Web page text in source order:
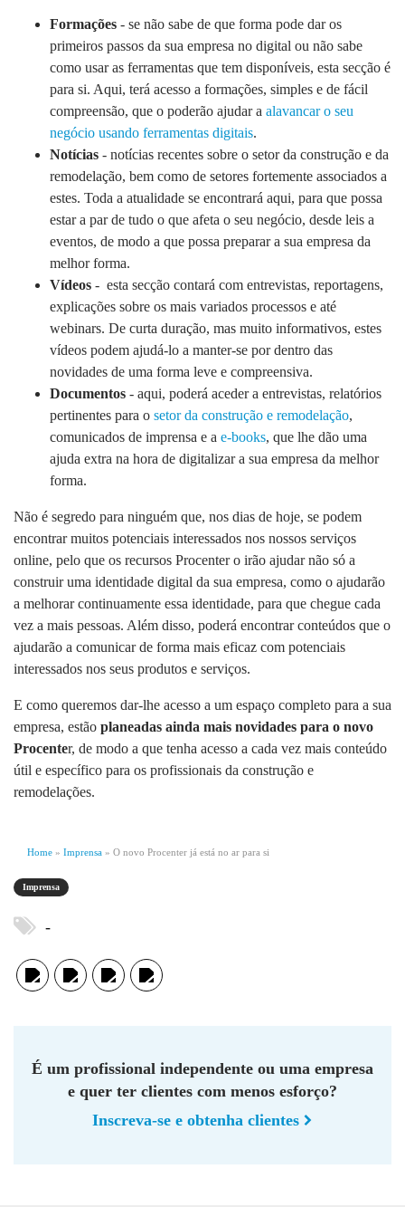
Formações - se não sabe de que forma pode dar os
primeiros passos da sua empresa no digital ou não sabe
como usar as ferramentas que tem disponíveis, esta secção é
para si. Aqui, terá acesso a formações, simples e de fácil
compreensão, que o poderão ajudar a alavancar o seu
negócio usando ferramentas digitais.
Notícias - notícias recentes sobre o setor da construção e da
remodelação, bem como de setores fortemente associados a
estes. Toda a atualidade se encontrará aqui, para que possa
estar a par de tudo o que afeta o seu negócio, desde leis a
eventos, de modo a que possa preparar a sua empresa da
melhor forma.
Vídeos - esta secção contará com entrevistas, reportagens,
explicações sobre os mais variados processos e até
webinars. De curta duração, mas muito informativos, estes
vídeos podem ajudá-lo a manter-se por dentro das
novidades de uma forma leve e compreensiva.
Documentos - aqui, poderá aceder a entrevistas, relatórios
pertinentes para o setor da construção e remodelação,
comunicados de imprensa e a e-books, que lhe dão uma
ajuda extra na hora de digitalizar a sua empresa da melhor
forma.
Não é segredo para ninguém que, nos dias de hoje, se podem
encontrar muitos potenciais interessados nos nossos serviços
online, pelo que os recursos Procenter o irão ajudar não só a
construir uma identidade digital da sua empresa, como o ajudarão
a melhorar continuamente essa identidade, para que chegue cada
vez a mais pessoas. Além disso, poderá encontrar conteúdos que o
ajudarão a comunicar de forma mais eficaz com potenciais
interessados nos seus produtos e serviços.
E como queremos dar-lhe acesso a um espaço completo para a sua
empresa, estão planeadas ainda mais novidades para o novo
Procenter, de modo a que tenha acesso a cada vez mais conteúdo
útil e específico para os profissionais da construção e
remodelações.
Home » Imprensa » O novo Procenter já está no ar para si
Imprensa
-
É um profissional independente ou uma empresa
e quer ter clientes com menos esforço?
Inscreva-se e obtenha clientes